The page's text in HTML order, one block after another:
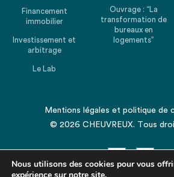
Financement
immobilier
Investissement et
arbitrage
Le Lab
Ouvrage : “La
transformation de
bureaux en
logements”
Mentions légales et politique de
© 2026 CHEUVREUX. Tous
Nous utilisons des cookies pour vous